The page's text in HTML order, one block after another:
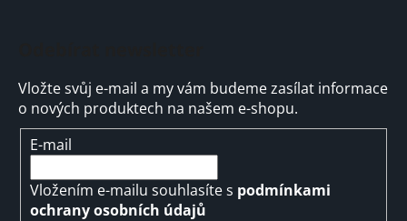
Vložte svůj e-mail a my vám budeme zasílat informace
o nových produktech na našem e-shopu.
E-mail
Vložením e-mailu souhlasíte s podmínkami
ochrany osobních údajů